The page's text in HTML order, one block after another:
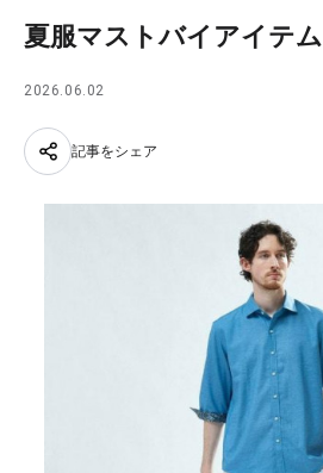
夏服マストバイアイテム
2026.06.02
記事をシェア